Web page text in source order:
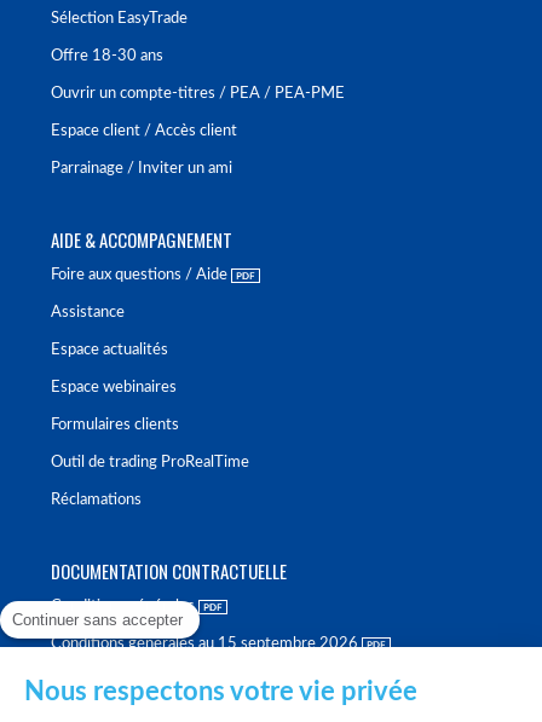
Sélection EasyTrade
Offre 18-30 ans
Ouvrir un compte-titres / PEA / PEA-PME
Espace client / Accès client
Parrainage / Inviter un ami
AIDE & ACCOMPAGNEMENT
Foire aux questions / Aide
Assistance
Espace actualités
Espace webinaires
Formulaires clients
Outil de trading ProRealTime
Réclamations
DOCUMENTATION CONTRACTUELLE
Conditions générales
Conditions générales au 15 septembre 2026
Continuer sans accepter
Nous respectons votre vie privée